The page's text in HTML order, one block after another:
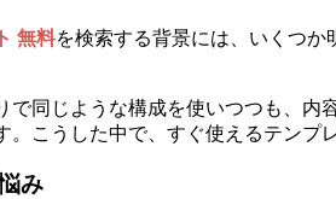
無料を検索する背景には、いくつか
で同じような構成を使いつつも、
。こうした中で、すぐ使えるテンプ
み